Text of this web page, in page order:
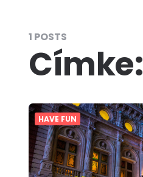
1 POSTS
Címke:
HAVE FUN